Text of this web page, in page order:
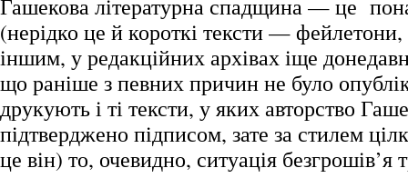
Гашекова літературна спадщина — це
(нерідко це й короткі тексти —
іншим, у редакційних архівах іще
що раніше з певних причин не було
друкують і ті тексти, у яких авторство
підтверджено підписом, зате за стилем
це він) то, очевидно, ситуація безгрошів’я